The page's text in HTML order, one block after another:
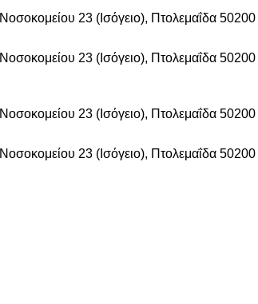
Νοσοκομείου 23 (Ισόγειο), Πτολεμαΐδα 50200
Νοσοκομείου 23 (Ισόγειο), Πτολεμαΐδα 50200
Νοσοκομείου 23 (Ισόγειο), Πτολεμαΐδα 50200
Νοσοκομείου 23 (Ισόγειο), Πτολεμαΐδα 50200